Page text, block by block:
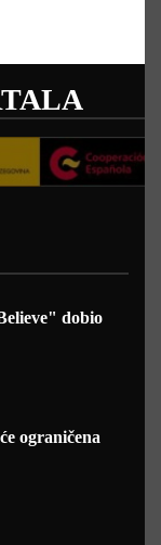
dobio
ograničena